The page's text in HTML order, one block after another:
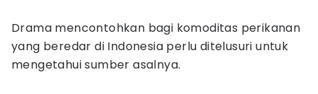
Drama mencontohkan bagi komoditas perikanan
yang beredar di Indonesia perlu ditelusuri untuk
mengetahui sumber asalnya.